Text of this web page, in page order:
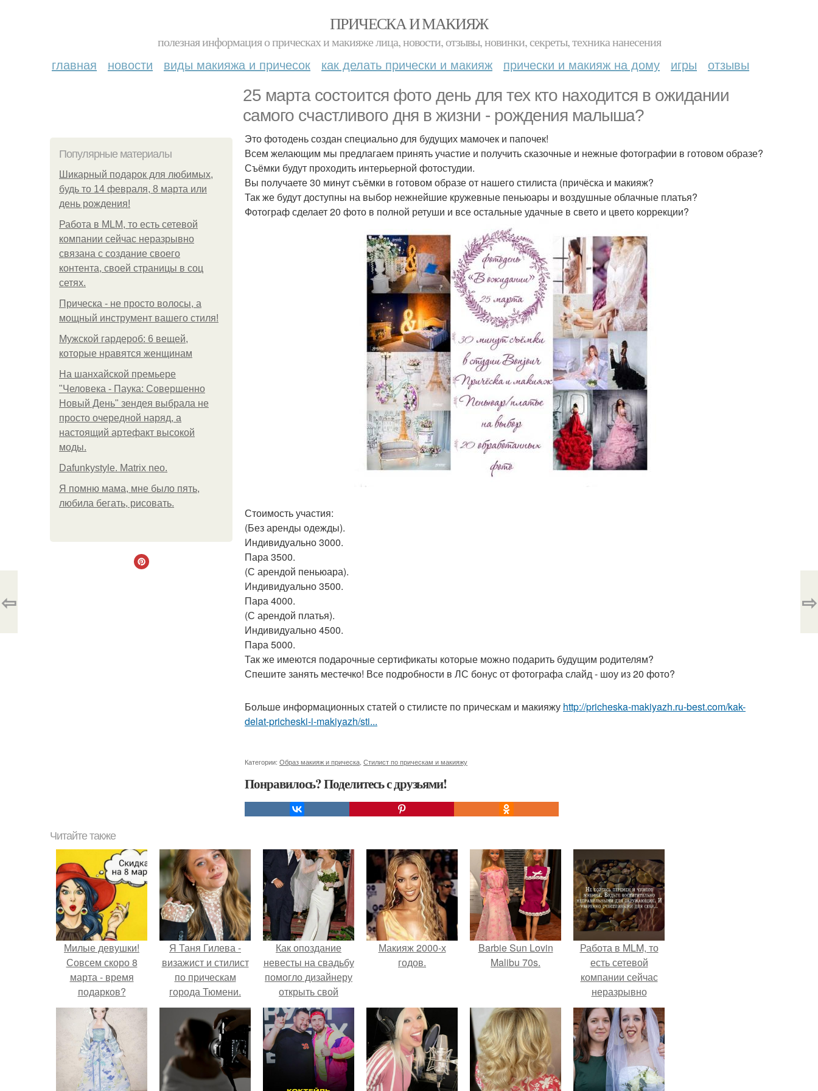
ПРИЧЕСКА И МАКИЯЖ
полезная информация о прическах и макияже лица, новости, отзывы, новинки, секреты, техника нанесения
главная новости виды макияжа и причесок как делать прически и макияж прически и макияж на дому игры отзывы
25 марта состоится фото день для тех кто находится в ожидании
самого счастливого дня в жизни - рождения малыша?
Популярные материалы
Шикарный подарок для любимых,
будь то 14 февраля, 8 марта или
день рождения!
Работа в MLM, то есть сетевой
компании сейчас неразрывно
связана с создание своего
контента, своей страницы в соц
сетях.
Прическа - не просто волосы, а
мощный инструмент вашего стиля!
Мужской гардероб: 6 вещей,
которые нравятся женщинам
На шанхайской премьере
"Человека - Паука: Совершенно
Новый День" зендея выбрала не
просто очередной наряд, а
настоящий артефакт высокой
моды.
Dafunkystyle. Matrix neo.
Я помню мама, мне было пять,
любила бегать, рисовать.
Это фотодень создан специально для будущих мамочек и папочек!
Всем желающим мы предлагаем принять участие и получить сказочные и нежные фотографии в готовом образе?
Съёмки будут проходить интерьерной фотостудии.
Вы получаете 30 минут съёмки в готовом образе от нашего стилиста (причёска и макияж?
Так же будут доступны на выбор нежнейшие кружевные пеньюары и воздушные облачные платья?
Фотограф сделает 20 фото в полной ретуши и все остальные удачные в свето и цвето коррекции?
Стоимость участия:
(Без аренды одежды).
Индивидуально 3000.
Пара 3500.
(С арендой пеньюара).
Индивидуально 3500.
Пара 4000.
(С арендой платья).
Индивидуально 4500.
Пара 5000.
Так же имеются подарочные сертификаты которые можно подарить будущим родителям?
Спешите занять местечко! Все подробности в ЛС бонус от фотографа слайд - шоу из 20 фото?
Больше информационных статей о стилисте по прическам и макияжу http://pricheska-makiyazh.ru-best.com/kak-
delat-pricheski-i-makiyazh/sti...
Категории: Образ макияж и прическа Стилист по прическам и макияжу
Понравилось? Поделитесь с друзьями!
⇦ ⇨
Читайте также
Милые девушки!
Совсем скоро 8
марта - время
подарков?
Я Таня Гилева -
визажист и стилист
по прическам
города Тюмени.
Как опоздание
невесты на свадьбу
помогло дизайнеру
открыть свой
бренд.
Макияж 2000-х
годов.
Barbie Sun Lovin
Malibu 70s.
Работа в MLM, то
есть сетевой
компании сейчас
неразрывно
связана с создание
своего контента,
своей страницы в
соц сетях.